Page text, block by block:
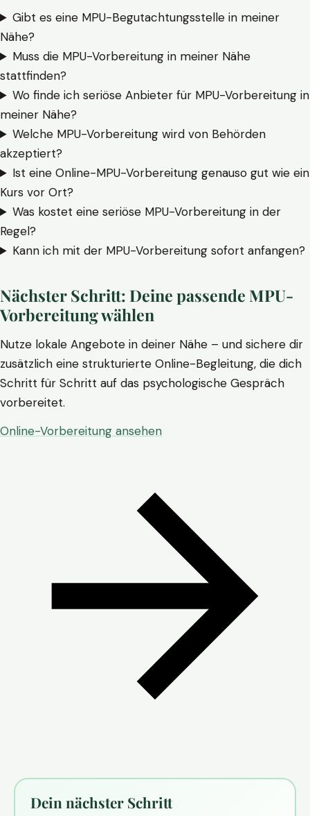
Gibt es eine MPU-Begutachtungsstelle in meiner
Nähe?
Muss die MPU-Vorbereitung in meiner Nähe
stattfinden?
Wo finde ich seriöse Anbieter für MPU-Vorbereitung in
meiner Nähe?
Welche MPU-Vorbereitung wird von Behörden
akzeptiert?
Ist eine Online-MPU-Vorbereitung genauso gut wie ein
Kurs vor Ort?
Was kostet eine seriöse MPU-Vorbereitung in der
Regel?
Kann ich mit der MPU-Vorbereitung sofort anfangen?
Nächster Schritt: Deine passende MPU-
Vorbereitung wählen
Nutze lokale Angebote in deiner Nähe – und sichere dir
zusätzlich eine strukturierte Online-Begleitung, die dich
Schritt für Schritt auf das psychologische Gespräch
vorbereitet.
Online-Vorbereitung ansehen
Dein nächster Schritt